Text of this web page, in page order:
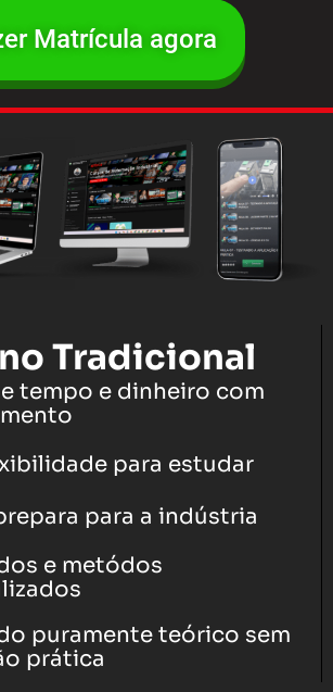
Matrícula agora
Tradicional
tempo e dinheiro com
para estudar
para a indústria
e metódos
puramente teórico sem
prática